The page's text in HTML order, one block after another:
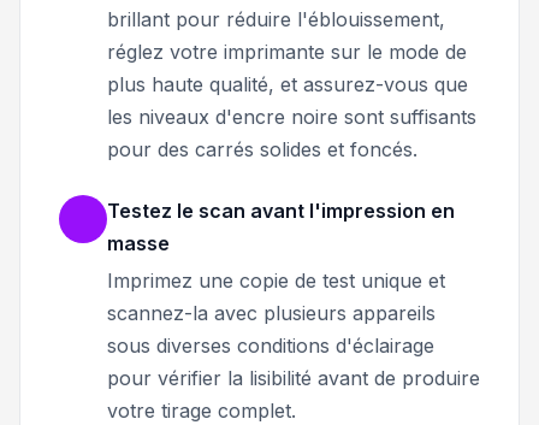
brillant pour réduire l'éblouissement,
réglez votre imprimante sur le mode de
plus haute qualité, et assurez-vous que
les niveaux d'encre noire sont suffisants
pour des carrés solides et foncés.
Testez le scan avant l'impression en
masse
Imprimez une copie de test unique et
scannez-la avec plusieurs appareils
sous diverses conditions d'éclairage
pour vérifier la lisibilité avant de produire
votre tirage complet.